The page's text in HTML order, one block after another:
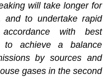
will take longer for
and to undertake rapid
with best
achieve a balance
by sources and
gases in the second